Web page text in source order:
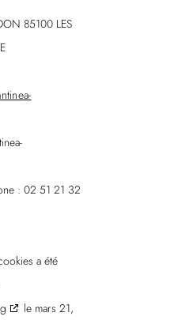
85100 LES
: 02 51 21 32
a été
le mars 21,